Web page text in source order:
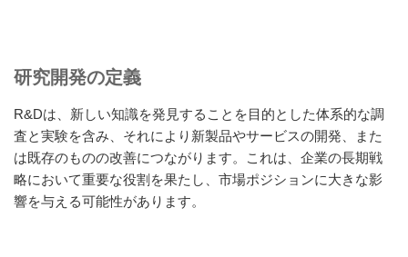
研究開発の定義
R&Dは、新しい知識を発見することを目的とした体系的な調
査と実験を含み、それにより新製品やサービスの開発、また
は既存のものの改善につながります。これは、企業の長期戦
略において重要な役割を果たし、市場ポジションに大きな影
響を与える可能性があります。